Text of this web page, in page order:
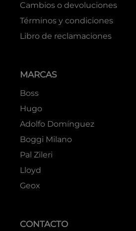
Cambios o devoluciones
Términos y condiciones
Libro de reclamaciones
MARCAS
Boss
Hugo
Adolfo Domínguez
Boggi Milano
Pal Zileri
Lloyd
Geox
CONTACTO